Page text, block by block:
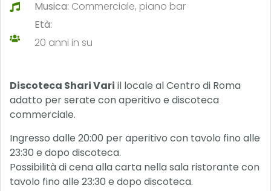
Musica: Commerciale, piano bar
Età:
20 anni in su
Discoteca Shari Vari il locale al Centro di Roma
adatto per serate con aperitivo e discoteca
commerciale.
Ingresso dalle 20:00 per aperitivo con tavolo fino alle
23:30 e dopo discoteca.
Possibilità di cena alla carta nella sala ristorante con
tavolo fino alle 23:30 e dopo discoteca.